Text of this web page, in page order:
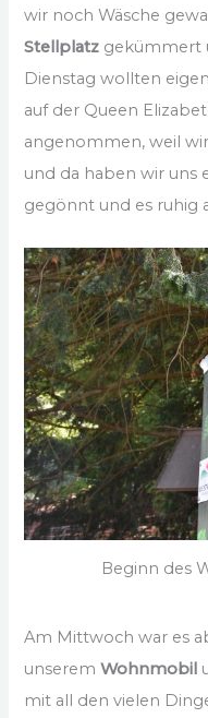
wir noch Wäsche
Stellplatz gekümmert
Dienstag wollten
auf der Queen
angenommen, weil
und da haben wir uns
gegönnt und es ruhig
Beginn des
Am Mittwoch war es
unseremWohnmobil
mit all den vielen